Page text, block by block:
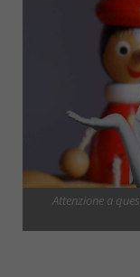
Attenzione a